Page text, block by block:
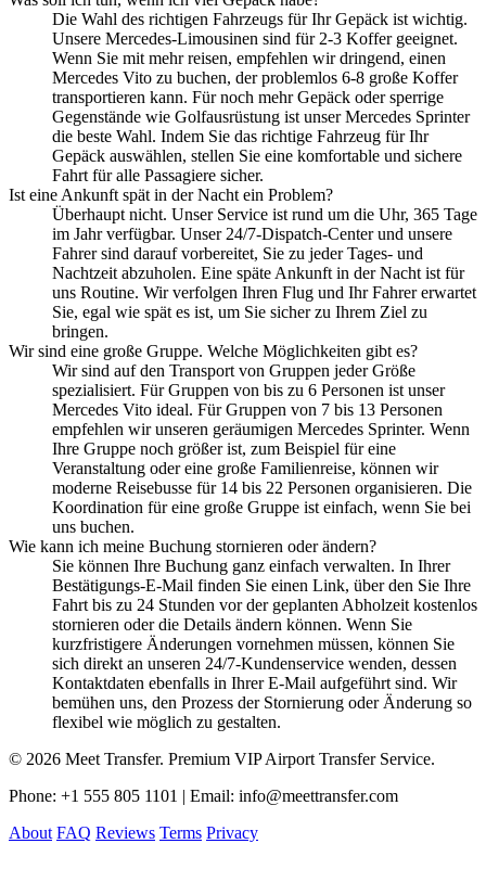
Die Wahl des richtigen Fahrzeugs für Ihr Gepäck ist wichtig.
Unsere Mercedes-Limousinen sind für 2-3 Koffer geeignet.
Wenn Sie mit mehr reisen, empfehlen wir dringend, einen
Mercedes Vito zu buchen, der problemlos 6-8 große Koffer
transportieren kann. Für noch mehr Gepäck oder sperrige
Gegenstände wie Golfausrüstung ist unser Mercedes Sprinter
die beste Wahl. Indem Sie das richtige Fahrzeug für Ihr
Gepäck auswählen, stellen Sie eine komfortable und sichere
Fahrt für alle Passagiere sicher.
Ist eine Ankunft spät in der Nacht ein Problem?
Überhaupt nicht. Unser Service ist rund um die Uhr, 365 Tage
im Jahr verfügbar. Unser 24/7-Dispatch-Center und unsere
Fahrer sind darauf vorbereitet, Sie zu jeder Tages- und
Nachtzeit abzuholen. Eine späte Ankunft in der Nacht ist für
uns Routine. Wir verfolgen Ihren Flug und Ihr Fahrer erwartet
Sie, egal wie spät es ist, um Sie sicher zu Ihrem Ziel zu
bringen.
Wir sind eine große Gruppe. Welche Möglichkeiten gibt es?
Wir sind auf den Transport von Gruppen jeder Größe
spezialisiert. Für Gruppen von bis zu 6 Personen ist unser
Mercedes Vito ideal. Für Gruppen von 7 bis 13 Personen
empfehlen wir unseren geräumigen Mercedes Sprinter. Wenn
Ihre Gruppe noch größer ist, zum Beispiel für eine
Veranstaltung oder eine große Familienreise, können wir
moderne Reisebusse für 14 bis 22 Personen organisieren. Die
Koordination für eine große Gruppe ist einfach, wenn Sie bei
uns buchen.
Wie kann ich meine Buchung stornieren oder ändern?
Sie können Ihre Buchung ganz einfach verwalten. In Ihrer
Bestätigungs-E-Mail finden Sie einen Link, über den Sie Ihre
Fahrt bis zu 24 Stunden vor der geplanten Abholzeit kostenlos
stornieren oder die Details ändern können. Wenn Sie
kurzfristigere Änderungen vornehmen müssen, können Sie
sich direkt an unseren 24/7-Kundenservice wenden, dessen
Kontaktdaten ebenfalls in Ihrer E-Mail aufgeführt sind. Wir
bemühen uns, den Prozess der Stornierung oder Änderung so
flexibel wie möglich zu gestalten.
© 2026 Meet Transfer. Premium VIP Airport Transfer Service.
Phone: +1 555 805 1101 | Email: info@meettransfer.com
About FAQ Reviews Terms Privacy